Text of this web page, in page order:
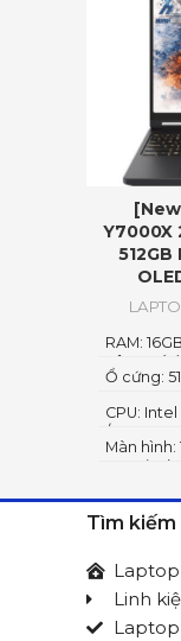
Y7000X
512GB
Màn hình:
1100nits
100%
CPU:
/ 14T
Ổ cứng:
RAM:
nâng cấp)
Tìm kiếm
Laptop
Linh
Laptop